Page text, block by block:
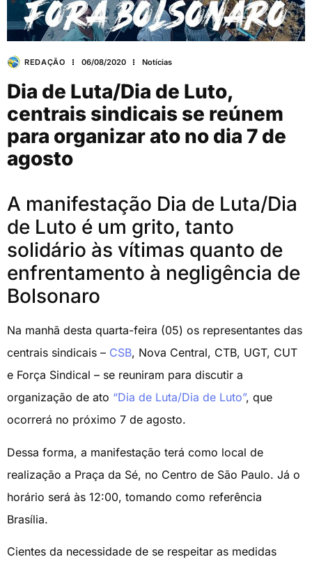
REDAÇÃO 06/08/2020 Notícias
Dia de Luta/Dia de Luto,
centrais sindicais se reúnem
para organizar ato no dia 7 de
agosto
A manifestação Dia de Luta/Dia
de Luto é um grito, tanto
solidário às vítimas quanto de
enfrentamento à negligência de
Bolsonaro
Na manhã desta quarta-feira (05) os representantes das
centrais sindicais – CSB, Nova Central, CTB, UGT, CUT
e Força Sindical – se reuniram para discutir a
organização de ato “Dia de Luta/Dia de Luto”, que
ocorrerá no próximo 7 de agosto.
Dessa forma, a manifestação terá como local de
realização a Praça da Sé, no Centro de São Paulo. Já o
horário será às 12:00, tomando como referência
Brasília.
Cientes da necessidade de se respeitar as medidas